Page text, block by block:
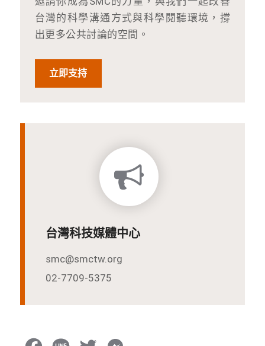
台灣的科學溝通方式與科學閱聽環境，撐
出更多公共討論的空間。
立即支持
台灣科技媒體中心
smc@smctw.org
02-7709-5375